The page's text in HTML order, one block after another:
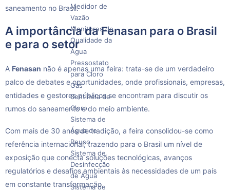
Medidor de
Vazão
Monitores de
Qualidade da
Água
Pressostato
para Cloro
Gás
Sentinela de
Cloro
Sistema de
Água de
Reuso
Sistema de
Desinfecção
de Água
Sistema de
saneamento no Brasil.
A importância da Fenasan para o Brasil
e para o setor
A Fenasan não é apenas uma feira: trata-se de um verdadeiro
palco de debates e oportunidades, onde profissionais, empresas,
entidades e gestores públicos se encontram para discutir os
rumos do saneamento e do meio ambiente.
Com mais de 30 anos de tradição, a feira consolidou-se como
referência internacional, trazendo para o Brasil um nível de
exposição que conecta soluções tecnológicas, avanços
regulatórios e desafios ambientais às necessidades de um país
em constante transformação.